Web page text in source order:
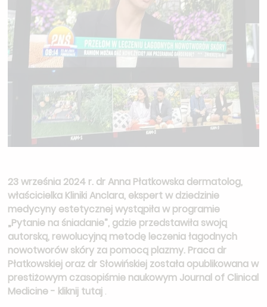
23 września 2024 r. dr Anna Płatkowska dermatolog,
właścicielka Kliniki Anclara, ekspert w dziedzinie
medycyny estetycznej wystąpiła w programie
„Pytanie na śniadanie”, gdzie przedstawiła swoją
autorską, rewolucyjną metodę leczenia łagodnych
nowotworów skóry za pomocą plazmy. Praca dr
Płatkowskiej oraz dr Słowińskiej została opublikowana w
prestiżowym czasopiśmie naukowym Journal of Clinical
Medicine - kliknij tutaj .